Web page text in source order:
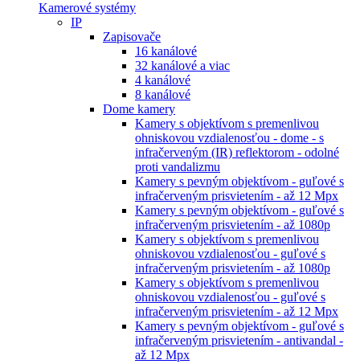
Kamerové systémy
IP
Zapisovače
16 kanálové
32 kanálové a viac
4 kanálové
8 kanálové
Dome kamery
Kamery s objektívom s premenlivou
ohniskovou vzdialenosťou - dome - s
infračerveným (IR) reflektorom - odolné
proti vandalizmu
Kamery s pevným objektívom - guľové s
infračerveným prisvietením - až 12 Mpx
Kamery s pevným objektívom - guľové s
infračerveným prisvietením - až 1080p
Kamery s objektívom s premenlivou
ohniskovou vzdialenosťou - guľové s
infračerveným prisvietením - až 1080p
Kamery s objektívom s premenlivou
ohniskovou vzdialenosťou - guľové s
infračerveným prisvietením - až 12 Mpx
Kamery s pevným objektívom - guľové s
infračerveným prisvietením - antivandal -
až 12 Mpx